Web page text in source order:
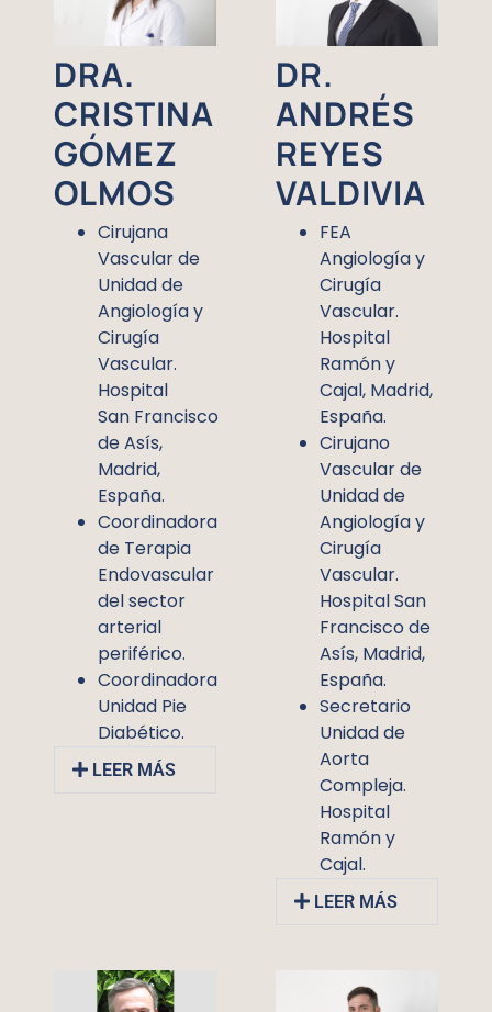
DRA.
CRISTINA
GÓMEZ
OLMOS
Cirujana
Vascular de
Unidad de
Angiología y
Cirugía
Vascular.
Hospital
San Francisco
de Asís,
Madrid,
España.
Coordinadora
de Terapia
Endovascular
del sector
arterial
periférico.
Coordinadora
Unidad Pie
Diabético.
LEER MÁS
DR.
ANDRÉS
REYES
VALDIVIA
FEA
Angiología y
Cirugía
Vascular.
Hospital
Ramón y
Cajal, Madrid,
España.
Cirujano
Vascular de
Unidad de
Angiología y
Cirugía
Vascular.
Hospital San
Francisco de
Asís, Madrid,
España.
Secretario
Unidad de
Aorta
Compleja.
Hospital
Ramón y
Cajal.
LEER MÁS